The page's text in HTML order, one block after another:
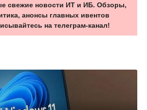
свежие новости ИТ и ИБ. Обзоры,
анонсы главных ивентов
на телеграм-канал!